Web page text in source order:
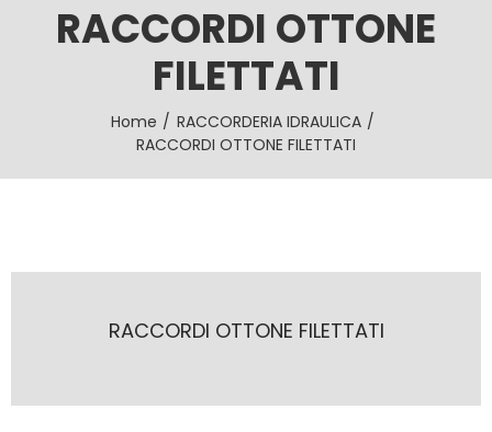
RACCORDI OTTONE
FILETTATI
Home
RACCORDERIA IDRAULICA
RACCORDI OTTONE FILETTATI
RACCORDI OTTONE FILETTATI